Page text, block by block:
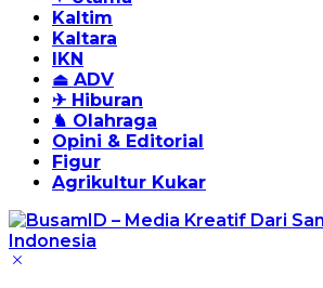
Kaltim
Kaltara
IKN
⏏ ADV
✈ Hiburan
♞ Olahraga
Opini & Editorial
Figur
Agrikultur Kukar